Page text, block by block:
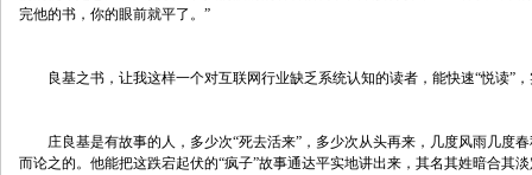
完他的书，你的眼前就平了。”
良基之书，让我这样一个对互联网行业缺乏系统认知的读者，能快速“悦读”
庄良基是有故事的人，多少次“死去活来”，多少次从头再来，几度风雨几度
而论之的。他能把这跌宕起伏的“疯子”故事通达平实地讲出来，其名其姓暗合其